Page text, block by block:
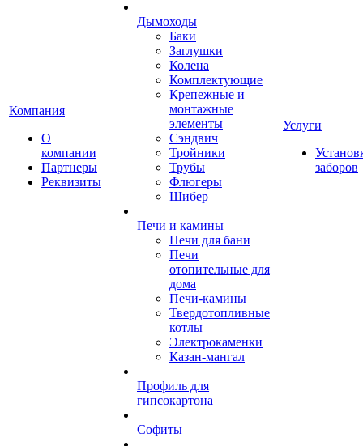
Компания
О
компании
Партнеры
Реквизиты
Дымоходы
Баки
Заглушки
Колена
Комплектующие
Крепежные и
монтажные
элементы
Сэндвич
Тройники
Трубы
Флюгеры
Шибер
Печи и камины
Печи для бани
Печи
отопительные для
дома
Печи-камины
Твердотопливные
котлы
Электрокаменки
Казан-мангал
Профиль для
гипсокартона
Софиты
Услуги
заборов